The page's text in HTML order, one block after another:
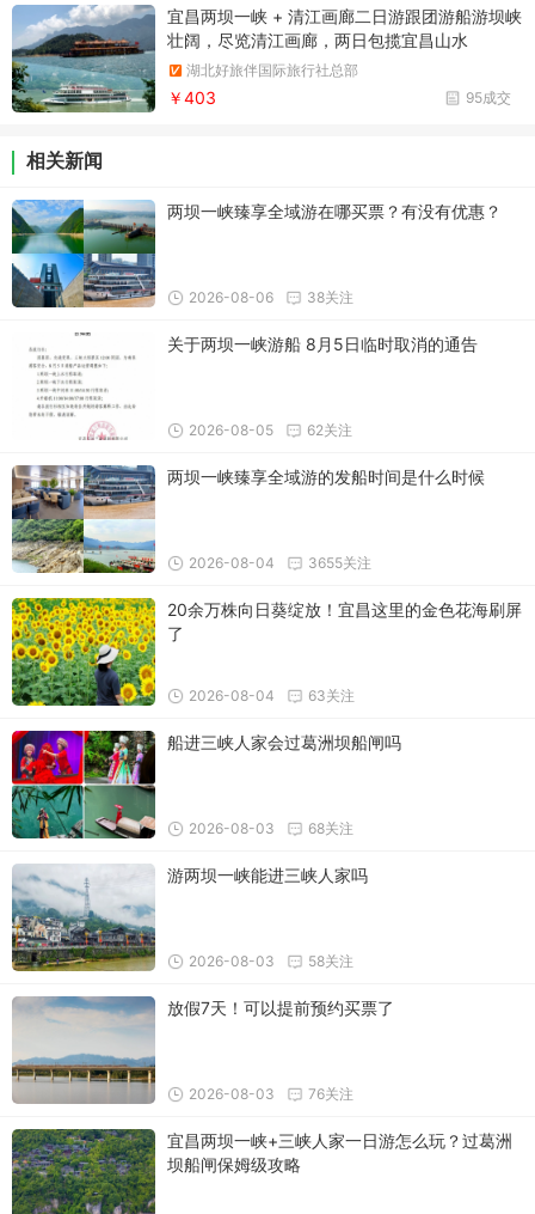
宜昌两坝一峡 + 清江画廊二日游跟团游船游坝峡
壮阔，尽览清江画廊，两日包揽宜昌山水
湖北好旅伴国际旅行社总部
95成交
￥403
相关新闻
两坝一峡臻享全域游在哪买票？有没有优惠？
38关注
2026-08-06
关于两坝一峡游船 8月5日临时取消的通告
62关注
2026-08-05
两坝一峡臻享全域游的发船时间是什么时候
3655关注
2026-08-04
20余万株向日葵绽放！宜昌这里的金色花海刷屏
了
63关注
2026-08-04
船进三峡人家会过葛洲坝船闸吗
68关注
2026-08-03
游两坝一峡能进三峡人家吗
58关注
2026-08-03
放假7天！可以提前预约买票了
76关注
2026-08-03
宜昌两坝一峡+三峡人家一日游怎么玩？过葛洲
坝船闸保姆级攻略